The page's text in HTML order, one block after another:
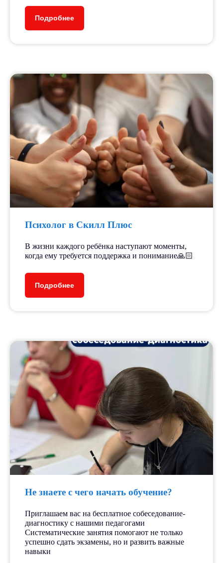
Подробнее
Психолог в Скилл Плюс
В жизни каждого ребёнка наступают моменты,
когда ему требуется поддержка и понимание🙏🏻
Подробнее
Не знаете с чего начать обучение?
Приглашаем вас на бесплатное собеседование-
диагностику с нашими педагогами
Систематические занятия помогают не только
успешно сдать экзамены, но и развить важные
навыки